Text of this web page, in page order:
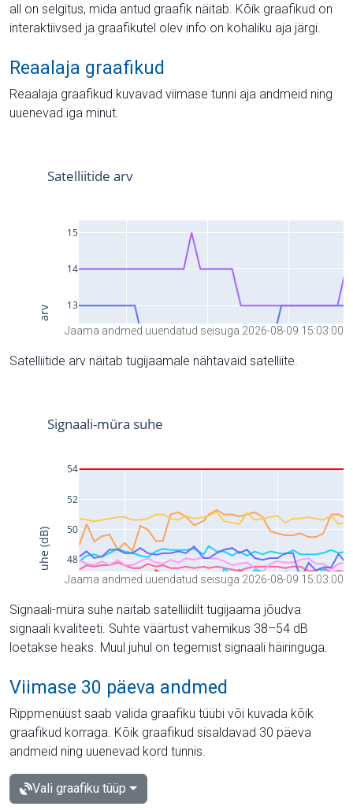
all on selgitus, mida antud graafik näitab. Kõik graafikud on
interaktiivsed ja graafikutel olev info on kohaliku aja järgi.
Reaalaja graafikud
Reaalaja graafikud kuvavad viimase tunni aja andmeid ning
uuenevad iga minut.
Jaama andmed uuendatud seisuga 2026-08-09 15:03:00
Satelliitide arv näitab tugijaamale nähtavaid satelliite.
Jaama andmed uuendatud seisuga 2026-08-09 15:03:00
Signaali-müra suhe näitab satelliidilt tugijaama jõudva
signaali kvaliteeti. Suhte väärtust vahemikus 38–54 dB
loetakse heaks. Muul juhul on tegemist signaali häiringuga.
Viimase 30 päeva andmed
Rippmenüüst saab valida graafiku tüübi või kuvada kõik
graafikud korraga. Kõik graafikud sisaldavad 30 päeva
andmeid ning uuenevad kord tunnis.
Vali graafiku tüüp